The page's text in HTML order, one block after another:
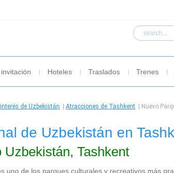
Hoteles Traslados Trenes
de Uzbekistán Atracciones de Tashkent
Nuevo
de Uzbekistán en
Tashkent
uno de los parques culturales y recreativos más